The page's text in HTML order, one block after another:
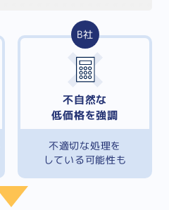
B社
不自然な
低価格を強調
不適切な処理を
している可能性も